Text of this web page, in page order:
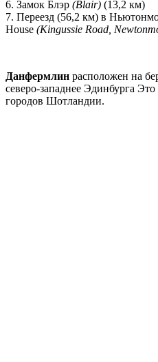
6. Замок Блэр (Blair) (13,2 км)
7. Переезд (56,2 км) в
House (Kingussie Road,
Данфермлин расположен на
северо-западнее Эдинбурга
городов Шотландии.